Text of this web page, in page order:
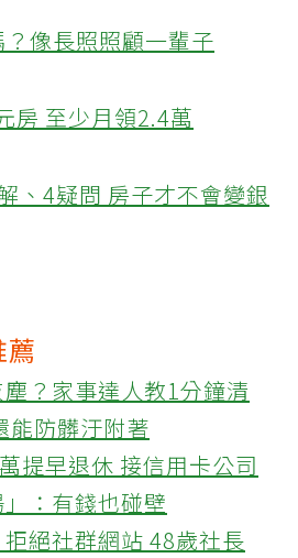
像長照照顧一輩子
房 至少月領2.4萬
、4疑問 房子才不會變銀
？家事達人教1分鐘清
能防髒汙附著
提早退休 接信用卡公司
：有錢也碰壁
絕社群網站 48歲社長